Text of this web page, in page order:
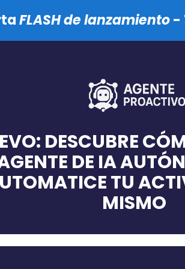
FLASH de lanzamiento-
DESCUBRE
DE IA
TU
MISMO